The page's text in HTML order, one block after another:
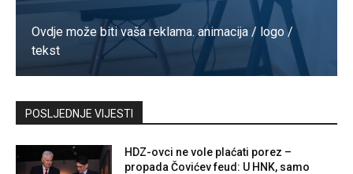
Ovdje može biti vaša reklama. animacija / logo /
tekst
Kontaktirajte nas
POSLJEDNJE VIJESTI
HDZ-ovci ne vole plaćati porez –
propada Čovićev feud: U HNK, samo